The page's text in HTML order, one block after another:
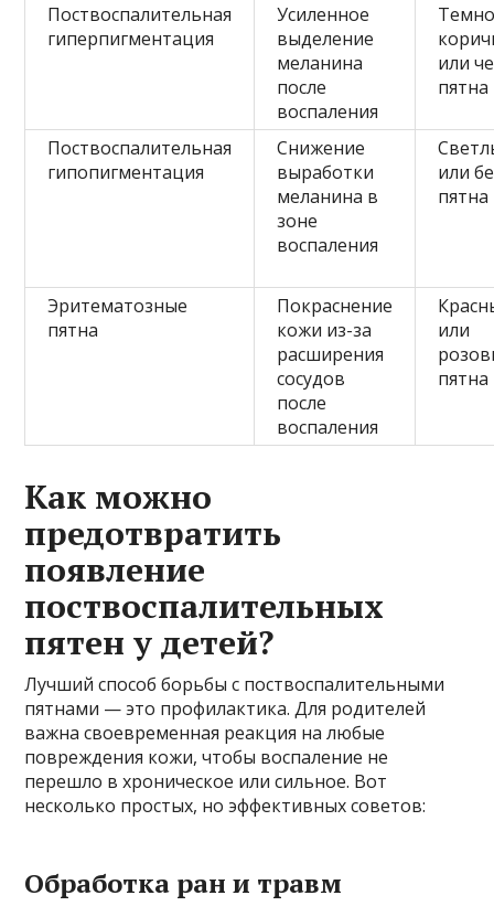
Поствоспалительная
гиперпигментация
Усиленное
выделение
меланина
после
воспаления
или
пятна
Поствоспалительная
гипопигментация
Снижение
выработки
меланина в
зоне
воспаления
или
пятна
Эритематозные
пятна
Покраснение
кожи из-за
расширения
сосудов
после
воспаления
или
пятна
Как можно
предотвратить
появление
поствоспалительных
пятен у детей?
Лучший способ борьбы с поствоспалительными
пятнами — это профилактика. Для родителей
важна своевременная реакция на любые
повреждения кожи, чтобы воспаление не
перешло в хроническое или сильное. Вот
несколько простых, но эффективных советов:
Обработка ран и травм